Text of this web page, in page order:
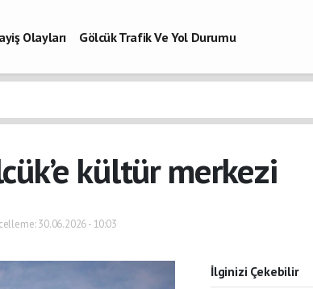
Olayları
Gölcük Trafik Ve Yol Durumu
kültür merkezi
30.06.2026 - 10:03
İlginizi Çekebilir